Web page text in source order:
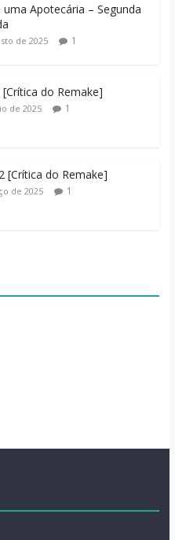
uma Apotecária – Segunda
de 2025 1
[Crítica do Remake]
de 2025 1
[Crítica do Remake]
de 2025 1
Família Inusitada